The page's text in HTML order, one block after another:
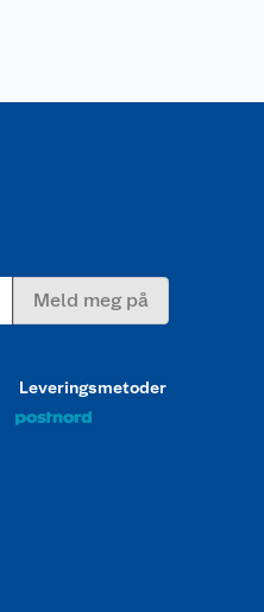
Meld meg på
Leveringsmetoder